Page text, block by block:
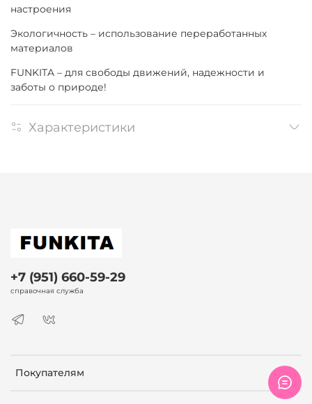
настроения
Экологичность – использование переработанных
материалов
FUNKITA – для свободы движений, надежности и
заботы о природе!
Характеристики
Покупателям
+7 (951) 660-59-29
справочная служба